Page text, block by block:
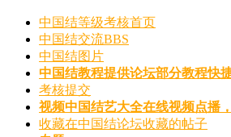
中国结等级考核首页
中国结交流BBS
中国结图片
中国结教程提供论坛部分教程快
考核提交
视频中国结艺大全在线视频点播
收藏在中国结论坛收藏的帖子